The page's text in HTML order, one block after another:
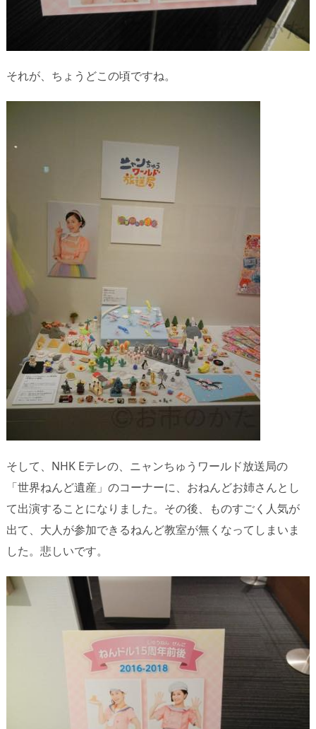
それが、ちょうどこの頃ですね。
そして、NHK Eテレの、ニャンちゅうワールド放送局の
「世界ねんど遺産」のコーナーに、おねんどお姉さんとし
て出演することになりました。その後、ものすごく人気が
出て、大人が参加できるねんど教室が無くなってしまいま
した。悲しいです。